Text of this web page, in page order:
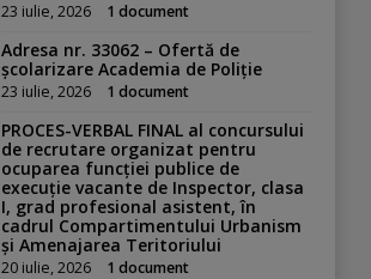
23 iulie, 2026 1 document
Adresa nr. 33062 – Ofertă de
școlarizare Academia de Poliție
23 iulie, 2026 1 document
PROCES-VERBAL FINAL al concursului
de recrutare organizat pentru
ocuparea funcției publice de
execuție vacante de Inspector, clasa
I, grad profesional asistent, în
cadrul Compartimentului Urbanism
și Amenajarea Teritoriului
20 iulie, 2026 1 document